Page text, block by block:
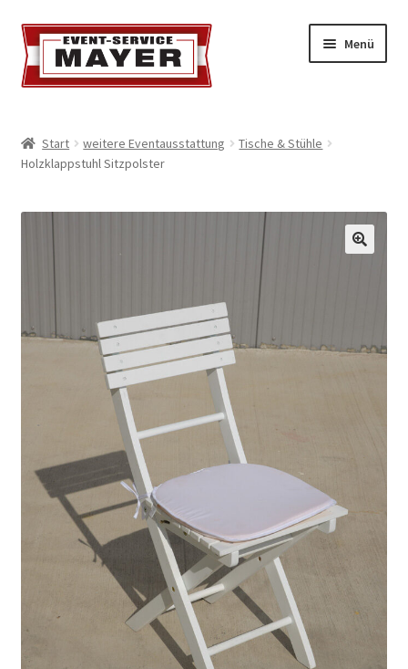
Menü
Event-Service
Standort & Öffnungszeiten
Kontakt & Feedback
Geschäftsbedingungen
Start weitere Eventausstattung
Tische & Stühle
Holzklappstuhl Sitzpolster